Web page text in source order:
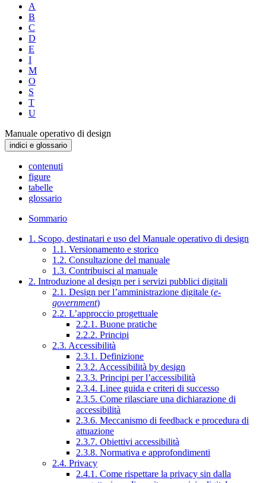
A
B
C
D
E
I
M
O
S
T
U
Manuale operativo di design
indici e glossario
contenuti
figure
tabelle
glossario
Sommario
1. Scopo, destinatari e uso del Manuale operativo di design
1.1. Versionamento e storico
1.2. Consultazione del manuale
1.3. Contribuisci al manuale
2. Introduzione al design per i servizi pubblici digitali
2.1. Design per l’amministrazione digitale (e-
government)
2.2. L’approccio progettuale
2.2.1. Buone pratiche
2.2.2. Principi
2.3. Accessibilità
2.3.1. Definizione
2.3.2. Accessibilità by design
2.3.3. Principi per l’accessibilità
2.3.4. Linee guida e criteri di successo
2.3.5. Come rilasciare una dichiarazione di
accessibilità
2.3.6. Meccanismo di feedback e procedura di
attuazione
2.3.7. Obiettivi accessibilità
2.3.8. Normativa e approfondimenti
2.4. Privacy
2.4.1. Come rispettare la privacy sin dalla